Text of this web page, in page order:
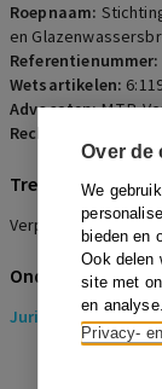
Over de
We
bieden en
Ook delen
site met
en analyse.
Privacy-
Roepnaam:
en
Referentienummer:
Wetsartikelen:
Advocaten:M.T.P.
Rechters:
Trefwoorden
Verplichtstelling,
Onderwerpen
Juridisch>